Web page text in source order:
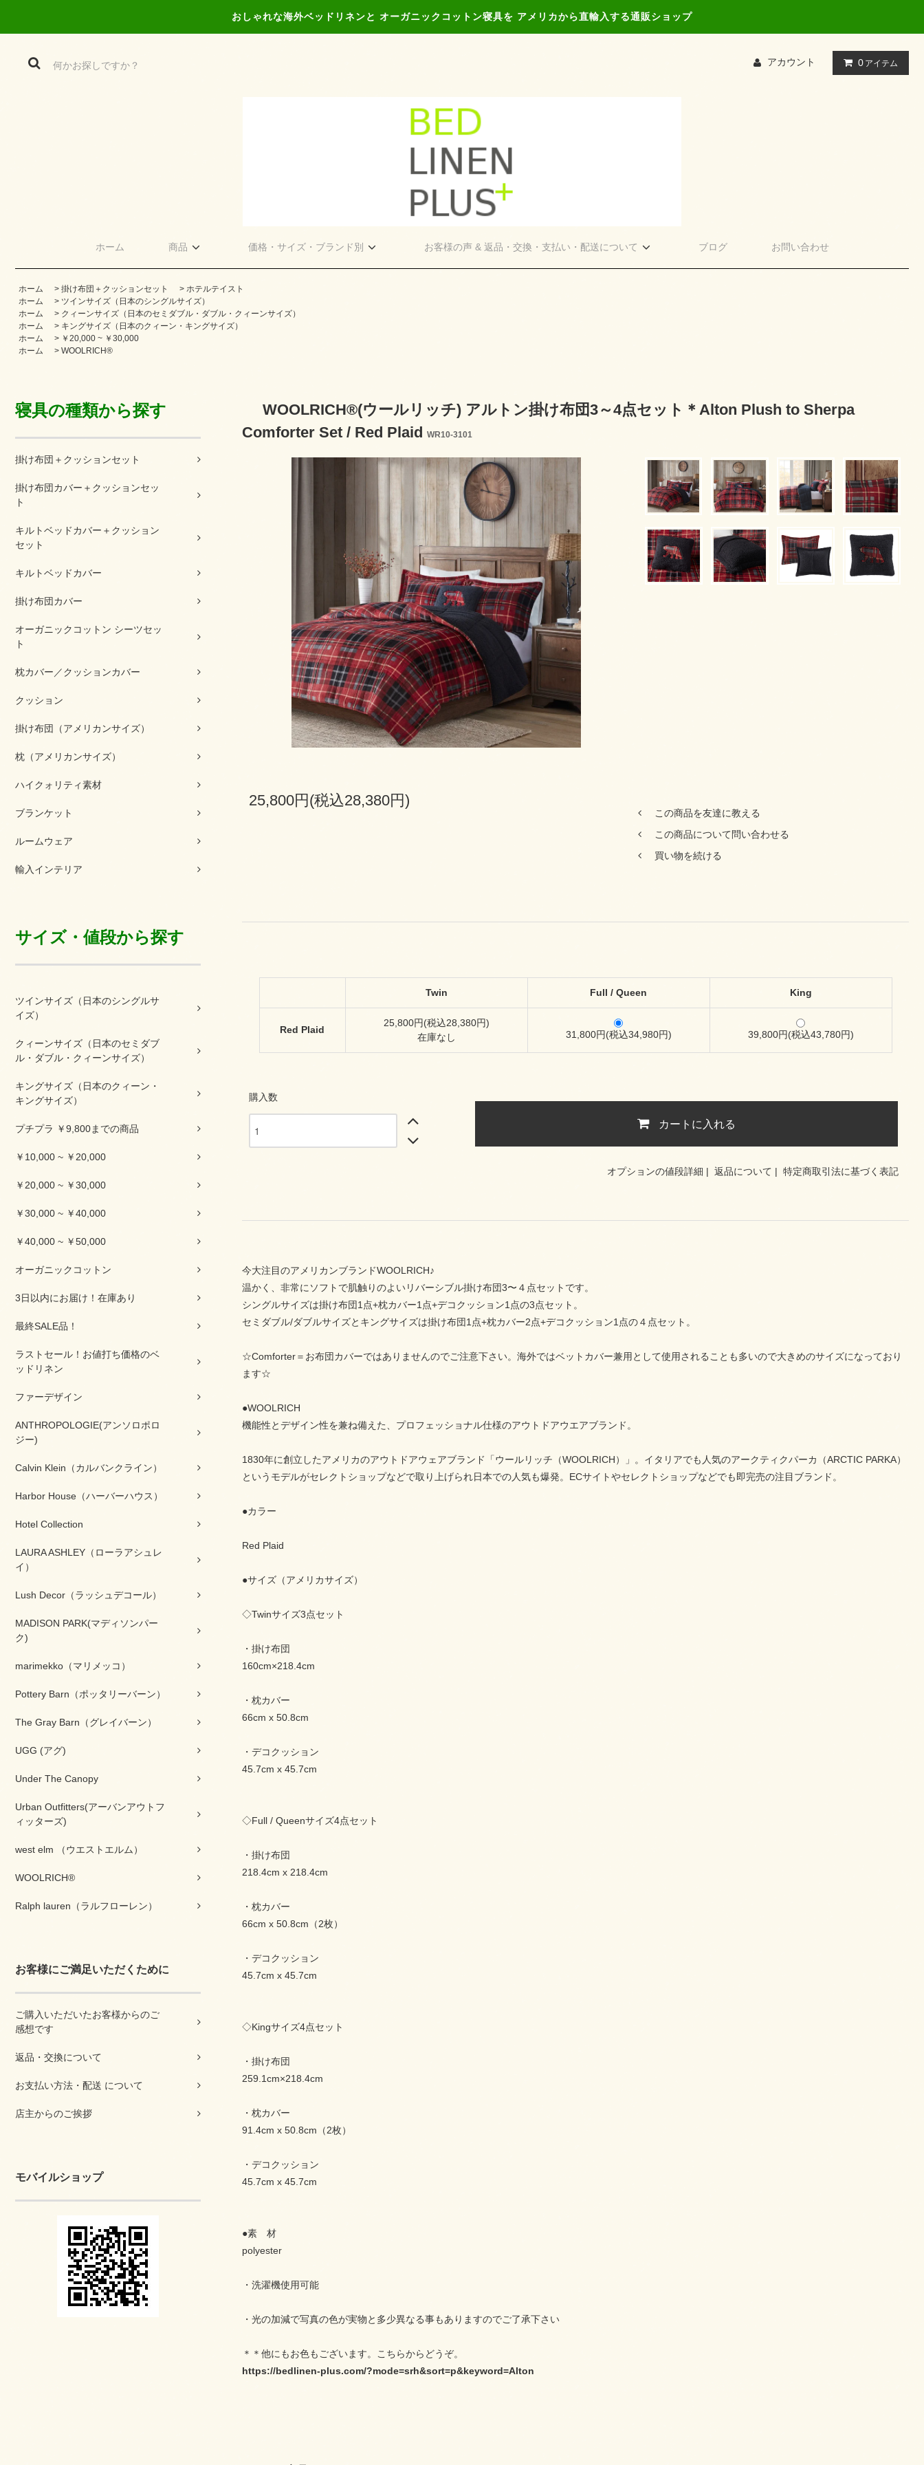
おしゃれな海外ベッドリネンと オーガニックコットン寝具を アメリカから直輸入する通販ショップ
アカウント 0 アイテム
ホーム 商品 価格・サイズ・ブランド別 お客様の声 & 返品・交換・支払い・配送について ブログ お問い合わせ
ホーム > 掛け布団＋クッションセット > ホテルテイスト
ホーム
> ツインサイズ（日本のシングルサイズ）
ホーム
> クィーンサイズ（日本のセミダブル・ダブル・クィーンサイズ）
ホーム
> キングサイズ（日本のクィーン・キングサイズ）
ホーム
> ￥20,000 ~ ￥30,000
ホーム
> WOOLRICH®
寝具の種類から探す
掛け布団＋クッションセット
掛け布団カバー＋クッションセッ
ト
キルトベッドカバー＋クッション
セット
キルトベッドカバー
掛け布団カバー
オーガニックコットン シーツセッ
ト
枕カバー／クッションカバー
クッション
掛け布団（アメリカンサイズ）
枕（アメリカンサイズ）
ハイクォリティ素材
ブランケット
ルームウェア
輸入インテリア
サイズ・値段から探す
ツインサイズ（日本のシングルサ
イズ）
クィーンサイズ（日本のセミダブ
ル・ダブル・クィーンサイズ）
キングサイズ（日本のクィーン・
キングサイズ）
プチプラ ￥9,800までの商品
￥10,000 ~ ￥20,000
￥20,000 ~ ￥30,000
￥30,000 ~ ￥40,000
￥40,000 ~ ￥50,000
オーガニックコットン
3日以内にお届け！在庫あり
最終SALE品！
ラストセール！お値打ち価格のベ
ッドリネン
ファーデザイン
ANTHROPOLOGIE(アンソロポロ
ジー)
Calvin Klein（カルバンクライン）
Harbor House（ハーバーハウス）
Hotel Collection
LAURA ASHLEY（ローラアシュレ
イ）
Lush Decor（ラッシュデコール）
MADISON PARK(マディソンパー
ク)
marimekko（マリメッコ）
Pottery Barn（ポッタリーバーン）
The Gray Barn（グレイバーン）
UGG (アグ)
Under The Canopy
Urban Outfitters(アーバンアウトフ
ィッターズ)
west elm （ウエストエルム）
WOOLRICH®
Ralph lauren（ラルフローレン）
お客様にご満足いただくために
ご購入いただいたお客様からのご
感想です
返品・交換について
お支払い方法・配送 について
店主からのご挨拶
モバイルショップ
WOOLRICH®(ウールリッチ) アルトン掛け布団3～4点セット＊Alton Plush to Sherpa
Comforter Set / Red Plaid WR10-3101
25,800円(税込28,380円)
この商品を友達に教える
この商品について問い合わせる
買い物を続ける
Twin Full / Queen King
Red Plaid
25,800円(税込28,380円)
在庫なし
31,800円(税込34,980円) 39,800円(税込43,780円)
購入数
カートに入れる
オプションの値段詳細 | 返品について | 特定商取引法に基づく表記
今大注目のアメリカンブランドWOOLRICH♪
温かく、非常にソフトで肌触りのよいリバーシブル掛け布団3〜４点セットです。
シングルサイズは掛け布団1点+枕カバー1点+デコクッション1点の3点セット。
セミダブル/ダブルサイズとキングサイズは掛け布団1点+枕カバー2点+デコクッション1点の４点セット。
☆Comforter＝お布団カバーではありませんのでご注意下さい。海外ではベットカバー兼用として使用されることも多いので大きめのサイズになっており
ます☆
●WOOLRICH
機能性とデザイン性を兼ね備えた、プロフェッショナル仕様のアウトドアウエアブランド。
1830年に創立したアメリカのアウトドアウェアブランド「ウールリッチ（WOOLRICH）」。イタリアでも人気のアークティクパーカ（ARCTIC PARKA）
というモデルがセレクトショップなどで取り上げられ日本での人気も爆発。ECサイトやセレクトショップなどでも即完売の注目ブランド。
●カラー
Red Plaid
●サイズ（アメリカサイズ）
◇Twinサイズ3点セット
・掛け布団
160cm×218.4cm
・枕カバー
66cm x 50.8cm
・デコクッション
45.7cm x 45.7cm
◇Full / Queenサイズ4点セット
・掛け布団
218.4cm x 218.4cm
・枕カバー
66cm x 50.8cm（2枚）
・デコクッション
45.7cm x 45.7cm
◇Kingサイズ4点セット
・掛け布団
259.1cm×218.4cm
・枕カバー
91.4cm x 50.8cm（2枚）
・デコクッション
45.7cm x 45.7cm
●素 材
polyester
・洗濯機使用可能
・光の加減で写真の色が実物と多少異なる事もありますのでご了承下さい
＊＊他にもお色もございます。こちらからどうぞ。
https://bedlinen-plus.com/?mode=srh&sort=p&keyword=Alton